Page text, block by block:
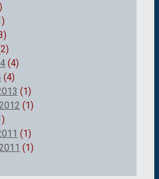
(4)
(4)
(1)
(1)
(1)
(1)